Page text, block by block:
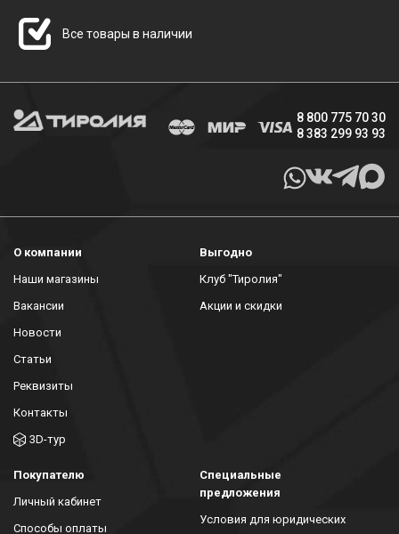
Все товары в наличии
8 800 775 70 30
8 383 299 93 93
О компании
Наши магазины
Вакансии
Новости
Статьи
Реквизиты
Контакты
3D-тур
Выгодно
Клуб "Тиролия"
Акции и скидки
Покупателю
Личный кабинет
Способы оплаты
Специальные
предложения
Условия для юридических